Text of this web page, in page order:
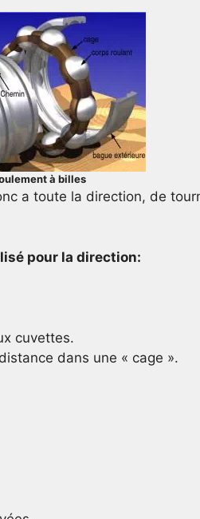
à billes
a toute la direction, de
pour la direction:
cuvettes.
dans une « cage ».